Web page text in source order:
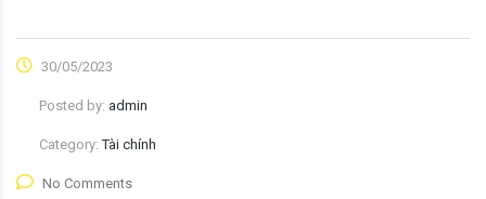
30/05/2023
Posted by: admin
Category:Tài chính
No Comments